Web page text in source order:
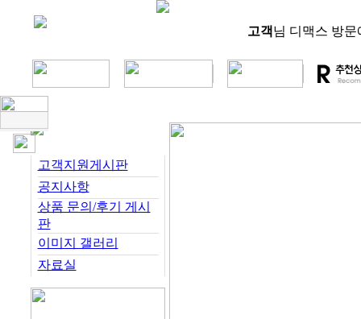
고객님 디맥스 방
고객지원게시판
공지사항
상품 문의/후기 게시
판
이미지 갤러리
자료실